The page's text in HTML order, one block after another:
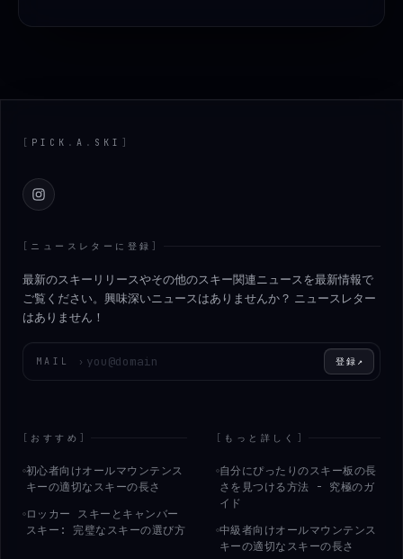
[ PICK . A . SKI ]
Instagram
[ ニュースレターに登録 ]
最新のスキーリリースやその他のスキー関連ニュースを最新情報で
ご覧ください。興味深いニュースはありませんか？ ニュースレター
はありません！
MAIL › 登録 ↗
[ おすすめ ]
初心者向けオールマウンテンス
キーの適切なスキーの長さ
ロッカー スキーとキャンバー
スキー: 完璧なスキーの選び方
[ もっと詳しく ]
自分にぴったりのスキー板の長
さを見つける方法 - 究極のガ
イド
中級者向けオールマウンテンス
キーの適切なスキーの長さ